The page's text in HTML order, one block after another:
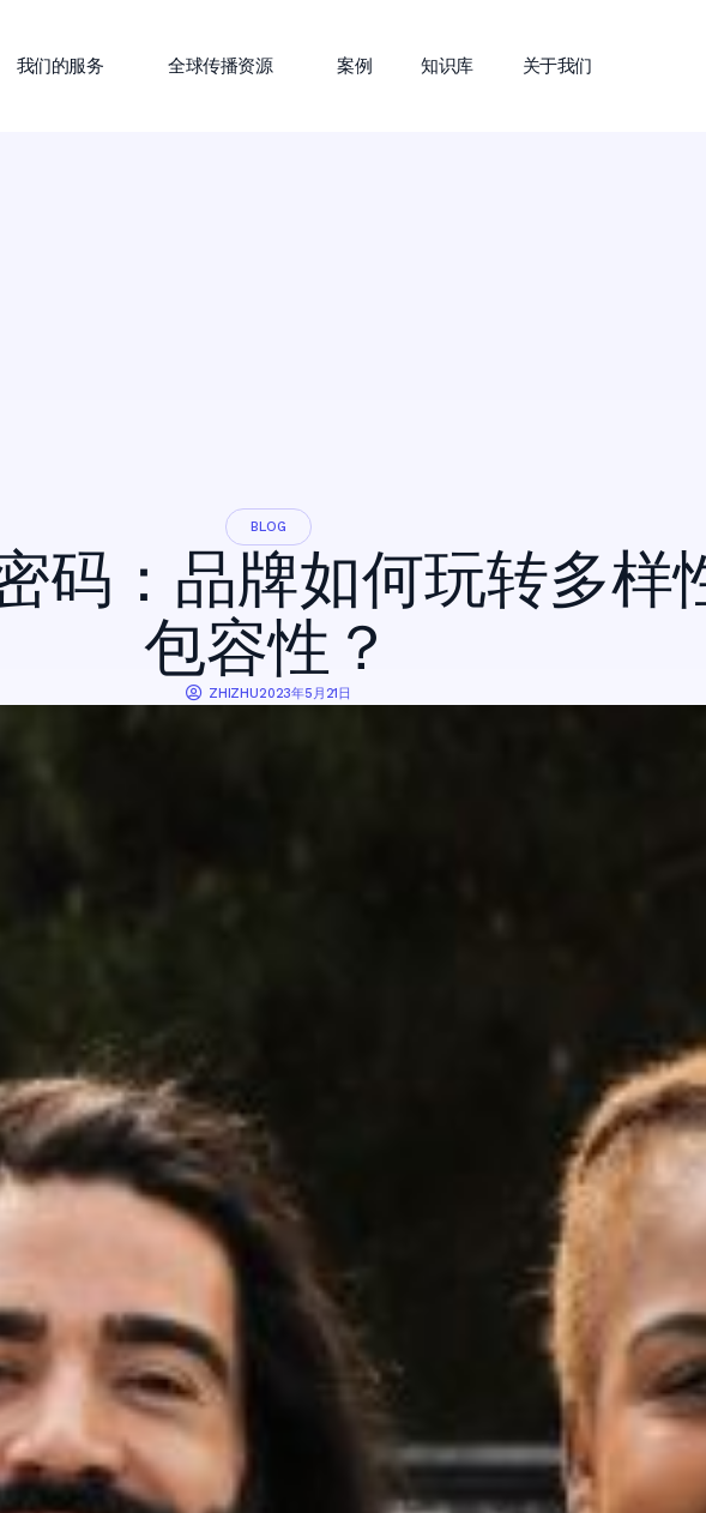
我们的服务 全球传播资源 案例 知识库 关于我们
BLOG
码：品牌如何玩转多样
包容性？
ZHIZHU2023年5月21日